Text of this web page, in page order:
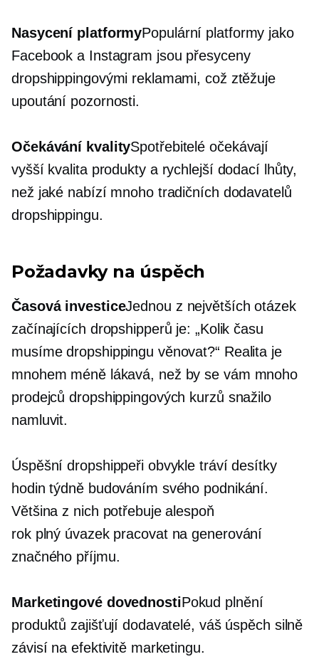
Nasycení platformyPopulární platformy jako
Facebook a Instagram jsou přesyceny
dropshippingovými reklamami, což ztěžuje
upoutání pozornosti.
Očekávání kvalitySpotřebitelé očekávají
vyšší kvalitaprodukty a rychlejší dodací lhůty,
než jaké nabízí mnoho tradičních dodavatelů
dropshippingu.
Požadavky na úspěch
Časová investiceJednou z největších otázek
začínajících dropshipperů je: „Kolik času
musíme dropshippingu věnovat?“ Realita je
mnohem méně lákavá, než by se vám mnoho
prodejců dropshippingových kurzů snažilo
namluvit.
Úspěšní dropshippeři obvykle tráví desítky
hodin týdně budováním svého podnikání.
Většina z nich potřebuje alespoň
rok plný úvazekpracovat na generování
značného příjmu.
Marketingové dovednostiPokud plnění
produktů zajišťují dodavatelé, váš úspěch silně
závisí na efektivitě marketingu.